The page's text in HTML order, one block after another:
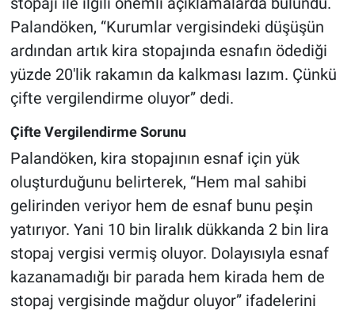
Palandöken, “Kurumlar vergisindeki düşüşün
ardından artık kira stopajında esnafın ödediği
yüzde 20'lik rakamın da kalkması lazım. Çünkü
çifte vergilendirme oluyor” dedi.
Çifte Vergilendirme Sorunu
Palandöken, kira stopajının esnaf için yük
oluşturduğunu belirterek, “Hem mal sahibi
gelirinden veriyor hem de esnaf bunu peşin
yatırıyor. Yani 10 bin liralık dükkanda 2 bin lira
stopaj vergisi vermiş oluyor. Dolayısıyla esnaf
kazanamadığı bir parada hem kirada hem de
stopaj vergisinde mağdur oluyor” ifadelerini